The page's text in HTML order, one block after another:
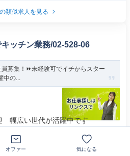
類似求人を見る
ッチン業務/02-528-06
募集！⏩未経験可でイチからスター
中の...
幅広い世代が活躍中です
オファー 気になる